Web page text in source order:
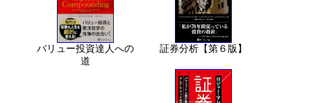
バリュー投資達人への
道
証券分析【第６版】